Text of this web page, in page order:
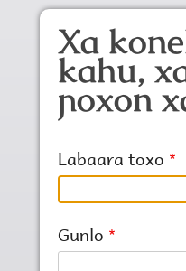
Aller au contenu
Xa
kahu,
ɲoxon
Labaara toxo
Gunlo